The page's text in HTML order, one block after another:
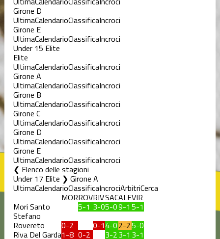
Girone D
UltimaCalendarioClassificaIncroci
Girone E
UltimaCalendarioClassificaIncroci
Under 15 Elite
Elite
UltimaCalendarioClassificaIncroci
Girone A
UltimaCalendarioClassificaIncroci
Girone B
UltimaCalendarioClassificaIncroci
Girone C
UltimaCalendarioClassificaIncroci
Girone D
UltimaCalendarioClassificaIncroci
Girone E
UltimaCalendarioClassificaIncroci
Elenco delle stagioni
Under 17 Elite ❯ Girone A
UltimaCalendarioClassificaIncrociArbitriCerca
MORROVRIVSACALEVIR
Mori Santo
Stefano
5-1 3-05-09-1 5-1
Rovereto
0-2 0-14-02-25-0
Riva Del Garda1-8 0-2 3-23-1 3-1